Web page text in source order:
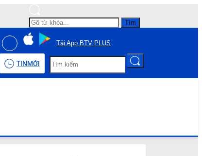
Tìm
Tải App BTV PLUS
TIN MỚI